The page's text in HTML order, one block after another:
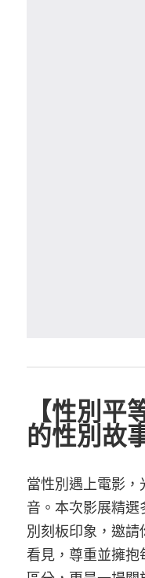
【性別
的性別故
當性別遇上電影
音。本次影展精
別刻板印象，邀
看見，尊重並擁抱